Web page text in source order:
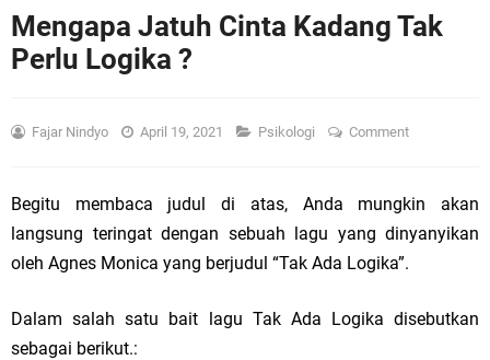
Mengapa Jatuh Cinta Kadang Tak
Perlu Logika ?
Fajar Nindyo April 19, 2021 Psikologi Comment
Begitu membaca judul di atas, Anda mungkin akan
langsung teringat dengan sebuah lagu yang dinyanyikan
oleh Agnes Monica yang berjudul “Tak Ada Logika”.
Dalam salah satu bait lagu Tak Ada Logika disebutkan
sebagai berikut.: